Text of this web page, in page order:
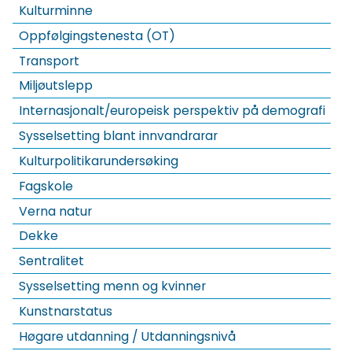
Kulturminne
Oppfølgingstenesta (OT)
Transport
Miljøutslepp
Internasjonalt/europeisk perspektiv på demografi
Sysselsetting blant innvandrarar
Kulturpolitikarundersøking
Fagskole
Verna natur
Dekke
Sentralitet
Sysselsetting menn og kvinner
Kunstnarstatus
Høgare utdanning / Utdanningsnivå